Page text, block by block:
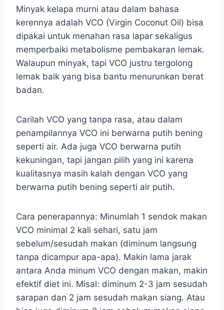
Minyak kelapa murni atau dalam bahasa
kerennya adalah VCO (Virgin Coconut Oil) bisa
dipakai untuk menahan rasa lapar sekaligus
memperbaiki metabolisme pembakaran lemak.
Walaupun minyak, tapi VCO justru tergolong
lemak baik yang bisa bantu menurunkan berat
badan.
Carilah VCO yang tanpa rasa, atau dalam
penampilannya VCO ini berwarna putih bening
seperti air. Ada juga VCO berwarna putih
kekuningan, tapi jangan pilih yang ini karena
kualitasnya masih kalah dengan VCO yang
berwarna putih bening seperti air putih.
Cara penerapannya: Minumlah 1 sendok makan
VCO minimal 2 kali sehari, satu jam
sebelum/sesudah makan (diminum langsung
tanpa dicampur apa-apa). Makin lama jarak
antara Anda minum VCO dengan makan, makin
efektif diet ini. Misal: diminum 2-3 jam sesudah
sarapan dan 2 jam sesudah makan siang. Atau